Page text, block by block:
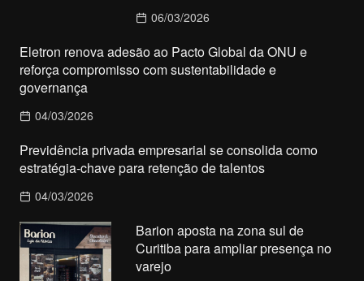
06/03/2026
Eletron renova adesão ao Pacto Global da ONU e
reforça compromisso com sustentabilidade e
governança
04/03/2026
Previdência privada empresarial se consolida como
estratégia-chave para retenção de talentos
04/03/2026
Barion aposta na zona sul de
Curitiba para ampliar presença no
varejo